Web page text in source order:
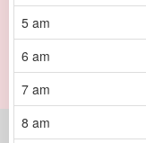
5 am
6 am
7 am
8 am